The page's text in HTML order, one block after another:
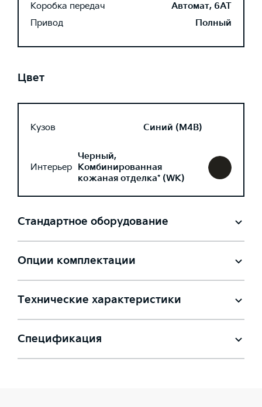
Коробка передач
Автомат, 6AT
Привод
Полный
Цвет
Кузов Синий (M4B)
Интерьер
Черный,
Комбинированная
кожаная отделка* (WK)
Стандартное оборудование
Опции комплектации
Технические характеристики
Спецификация